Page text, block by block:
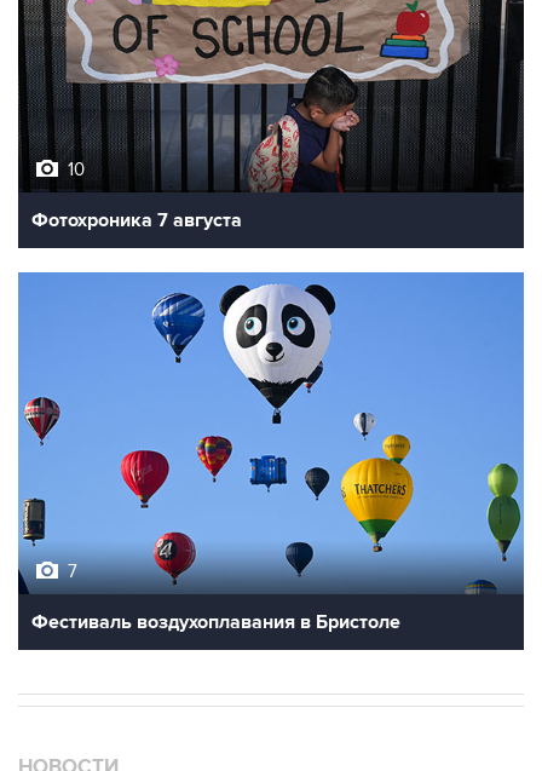
10
Фотохроника 7 августа
7
Фестиваль воздухоплавания в Бристоле